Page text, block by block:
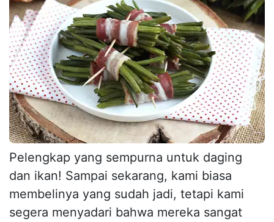
Pelengkap yang sempurna untuk daging
dan ikan! Sampai sekarang, kami biasa
membelinya yang sudah jadi, tetapi kami
segera menyadari bahwa mereka sangat